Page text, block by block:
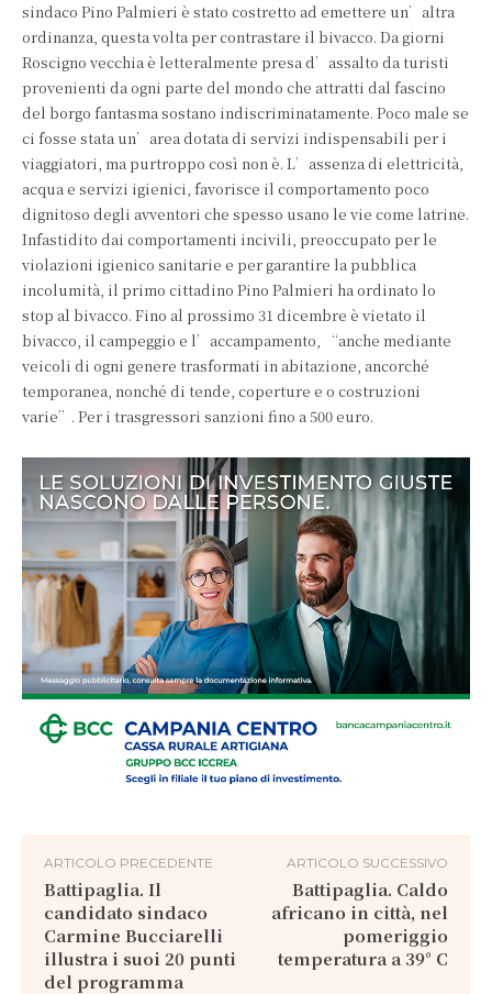
sindaco Pino Palmieri è stato costretto ad emettere un’altra
ordinanza, questa volta per contrastare il bivacco. Da giorni
Roscigno vecchia è letteralmente presa d’assalto da turisti
provenienti da ogni parte del mondo che attratti dal fascino
del borgo fantasma sostano indiscriminatamente. Poco male se
ci fosse stata un’area dotata di servizi indispensabili per i
viaggiatori, ma purtroppo così non è. L’assenza di elettricità,
acqua e servizi igienici, favorisce il comportamento poco
dignitoso degli avventori che spesso usano le vie come latrine.
Infastidito dai comportamenti incivili, preoccupato per le
violazioni igienico sanitarie e per garantire la pubblica
incolumità, il primo cittadino Pino Palmieri ha ordinato lo
stop al bivacco. Fino al prossimo 31 dicembre è vietato il
bivacco, il campeggio e l’accampamento, “anche mediante
veicoli di ogni genere trasformati in abitazione, ancorché
temporanea, nonché di tende, coperture e o costruzioni
varie”. Per i trasgressori sanzioni fino a 500 euro.
ARTICOLO PRECEDENTE
Battipaglia. Il
candidato sindaco
Carmine Bucciarelli
illustra i suoi 20 punti
del programma
ARTICOLO SUCCESSIVO
Battipaglia. Caldo
africano in città, nel
pomeriggio
temperatura a 39° C